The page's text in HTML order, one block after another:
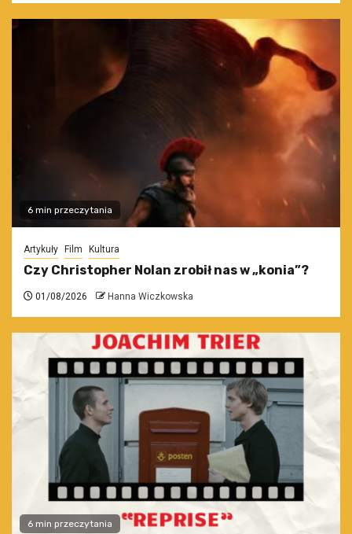
6 min przeczytania
Artykuły Film Kultura
Czy Christopher Nolan zrobił nas w „konia”?
01/08/2026 Hanna Wiczkowska
6 min przeczytania